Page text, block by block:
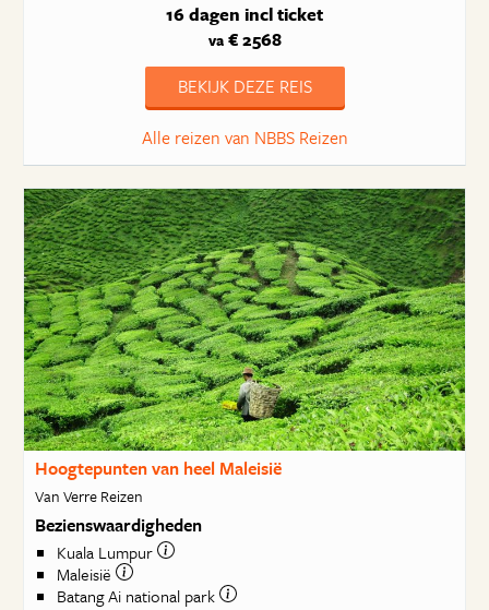
16 dagen incl ticket
va€ 2568
BEKIJK DEZE REIS
Alle reizen van NBBS Reizen
Hoogtepunten van heel Maleisië
Van Verre Reizen
Bezienswaardigheden
Kuala Lumpur
Maleisië
Batang Ai national park